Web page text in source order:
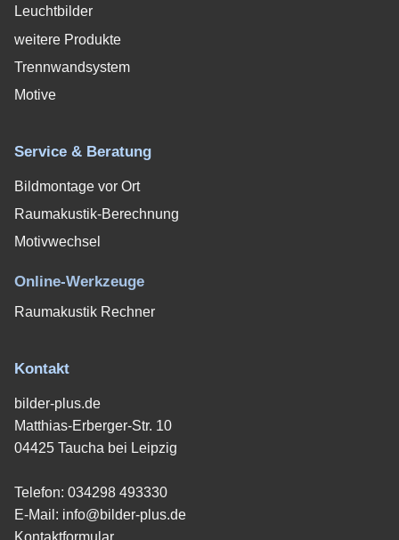
Leuchtbilder
weitere Produkte
Trennwandsystem
Motive
Service & Beratung
Bildmontage vor Ort
Raumakustik-Berechnung
Motivwechsel
Online-Werkzeuge
Raumakustik Rechner
Kontakt
bilder-plus.de
Matthias-Erberger-Str. 10
04425 Taucha bei Leipzig
Telefon: 034298 493330
E-Mail: info@bilder-plus.de
Kontaktformular